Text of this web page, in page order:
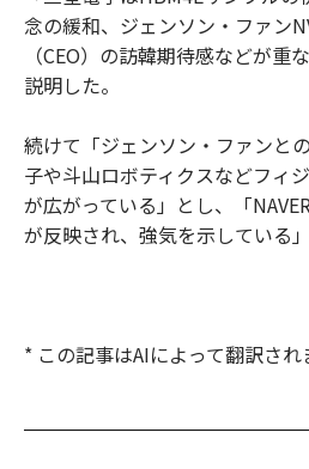
念の緩和、ジェンソン・ファン
（CEO）の訪韓期待感などが重
説明した。
続けて「ジェンソン・ファンと
子や斗山ロボティクスなどフィ
が広がっている」とし、「
が反映され、強気を示している
* この記事はAIによって翻訳され